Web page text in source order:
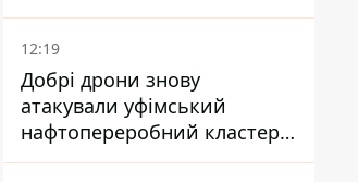
умов поразки РФ
12:19
Добрі дрони знову
атакували уфімський
нафтопереробний кластер -
один упав на недобудову